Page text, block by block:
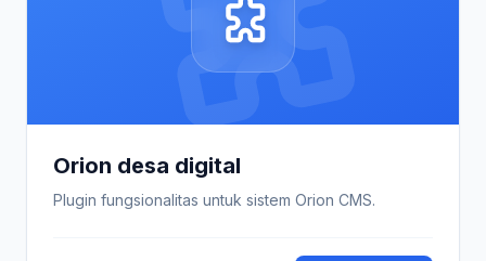
Orion desa digital
Plugin fungsionalitas untuk sistem Orion CMS.